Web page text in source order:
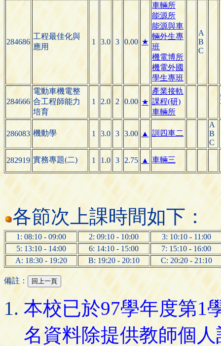
284686
工程最佳化與
應用
1 3.0 3 0.00 ★
車輛所
能源所
能源與車
輛外生專
班
機電博所
機電外國
學生專班
A
B
C
284666
電動車機電整
合工程師能力
培育
1 2.0 2 0.00 ★
產業接軌
課程(研)
車輛所
286083 機動學 1 3.0 3 3.00 ▲ 訓四車二
A
B
C
282919 實務專題(二) 1 1.0 3 2.75 ▲ 車輛三
各節次上課時間如下：
1: 08:10 - 09:00 2: 09:10 - 10:00
3: 10:10 - 11:00
5: 13:10 - 14:00
6: 14:10 - 15:00
7: 15:10 - 16:00
A: 18:30 - 19:20
B: 19:20 - 20:10 C: 20:20 - 21:10
備註：
本校已於97學年度第1
名資料除提供教師個